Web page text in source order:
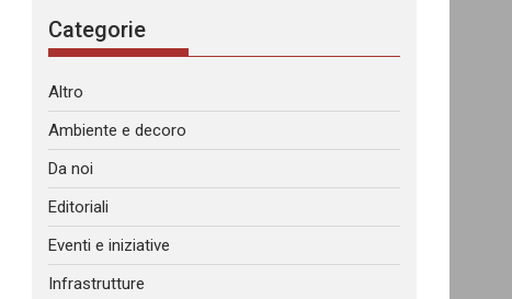
Categorie
Altro
Ambiente e decoro
Da noi
Editoriali
Eventi e iniziative
Infrastrutture